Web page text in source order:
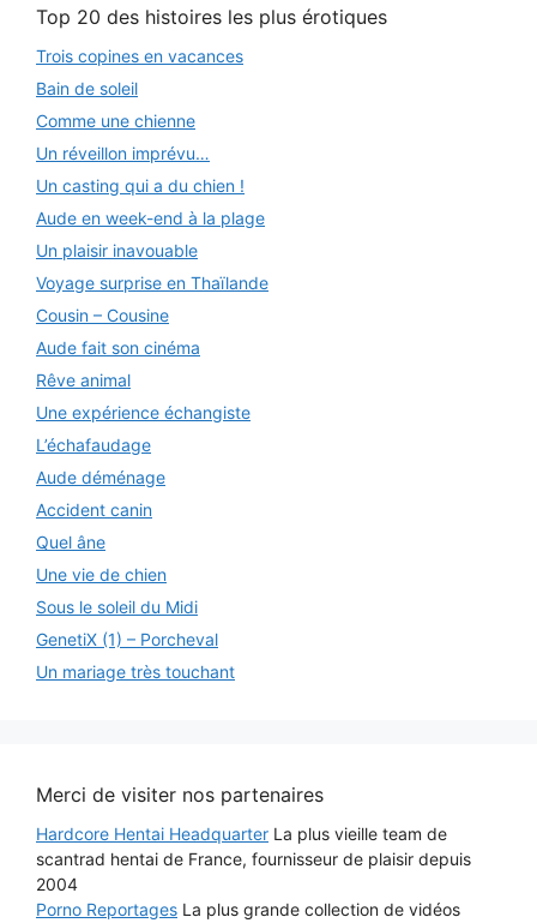
Top 20 des histoires les plus érotiques
Trois copines en vacances
Bain de soleil
Comme une chienne
Un réveillon imprévu…
Un casting qui a du chien !
Aude en week-end à la plage
Un plaisir inavouable
Voyage surprise en Thaïlande
Cousin – Cousine
Aude fait son cinéma
Rêve animal
Une expérience échangiste
L’échafaudage
Aude déménage
Accident canin
Quel âne
Une vie de chien
Sous le soleil du Midi
GenetiX (1) – Porcheval
Un mariage très touchant
Merci de visiter nos partenaires
Hardcore Hentai Headquarter La plus vieille team de
scantrad hentai de France, fournisseur de plaisir depuis
2004
Porno Reportages La plus grande collection de vidéos